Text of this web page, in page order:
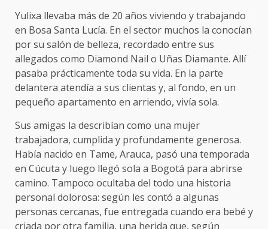
Yulixa llevaba más de 20 años viviendo y trabajando
en Bosa Santa Lucía. En el sector muchos la conocían
por su salón de belleza, recordado entre sus
allegados como Diamond Nail o Uñas Diamante. Allí
pasaba prácticamente toda su vida. En la parte
delantera atendía a sus clientas y, al fondo, en un
pequeño apartamento en arriendo, vivía sola.
Sus amigas la describían como una mujer
trabajadora, cumplida y profundamente generosa.
Había nacido en Tame, Arauca, pasó una temporada
en Cúcuta y luego llegó sola a Bogotá para abrirse
camino. Tampoco ocultaba del todo una historia
personal dolorosa: según les contó a algunas
personas cercanas, fue entregada cuando era bebé y
criada por otra familia, una herida que, según